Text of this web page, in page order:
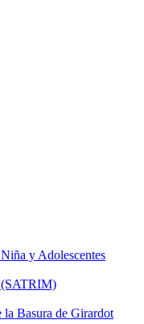
y Adolescentes
(SATRIM)
Basura de Girardot